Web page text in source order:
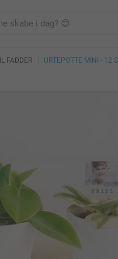
FADDER URTEPOTTE MINI - 12